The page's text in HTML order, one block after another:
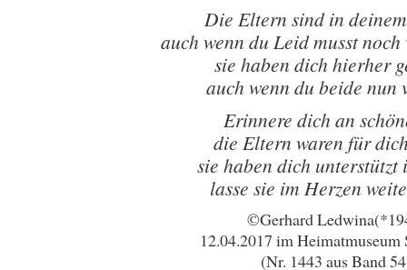
Die Eltern sind in
auch wenn du Leid musst noch
sie haben dich hierher
auch wenn du beide nun
Erinnere dich an
die Eltern waren für
sie haben dich unterstützt
lasse sie im Herzen
©Gerhard
12.04.2017 im Heimatmuseum
(Nr. 1443 aus Band